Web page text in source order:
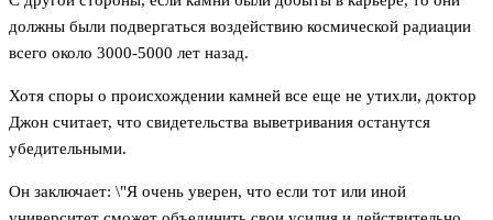
должны были подвергаться воздействию космической радиации
всего около 3000-5000 лет назад.
Хотя споры о происхождении камней все еще не утихли, доктор
Джон считает, что свидетельства выветривания останутся
убедительными.
Он заключает: \"Я очень уверен, что если тот или иной